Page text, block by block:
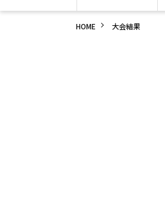
国内
HOME 大会結果